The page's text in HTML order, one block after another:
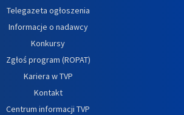
Telegazeta ogłoszenia
Informacje o nadawcy
Konkursy
Zgłoś program (ROPAT)
Kariera w TVP
Kontakt
Centrum informacji TVP